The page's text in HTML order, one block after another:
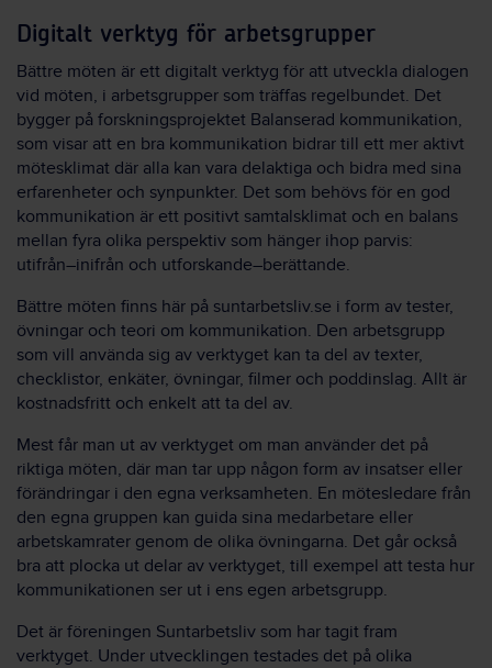
Digitalt verktyg för arbetsgrupper
Bättre möten är ett digitalt verktyg för att utveckla dialogen
vid möten, i arbetsgrupper som träffas regelbundet. Det
bygger på forskningsprojektet Balanserad kommunikation,
som visar att en bra kommunikation bidrar till ett mer aktivt
mötesklimat där alla kan vara delaktiga och bidra med sina
erfarenheter och synpunkter. Det som behövs för en god
kommunikation är ett positivt samtalsklimat och en balans
mellan fyra olika perspektiv som hänger ihop parvis:
utifrån–inifrån och utforskande–berättande.
Bättre möten finns här på suntarbetsliv.se i form av tester,
övningar och teori om kommunikation. Den arbetsgrupp
som vill använda sig av verktyget kan ta del av texter,
checklistor, enkäter, övningar, filmer och poddinslag. Allt är
kostnadsfritt och enkelt att ta del av.
Mest får man ut av verktyget om man använder det på
riktiga möten, där man tar upp någon form av insatser eller
förändringar i den egna verksamheten. En mötesledare från
den egna gruppen kan guida sina medarbetare eller
arbetskamrater genom de olika övningarna. Det går också
bra att plocka ut delar av verktyget, till exempel att testa hur
kommunikationen ser ut i ens egen arbetsgrupp.
Det är föreningen Suntarbetsliv som har tagit fram
verktyget. Under utvecklingen testades det på olika